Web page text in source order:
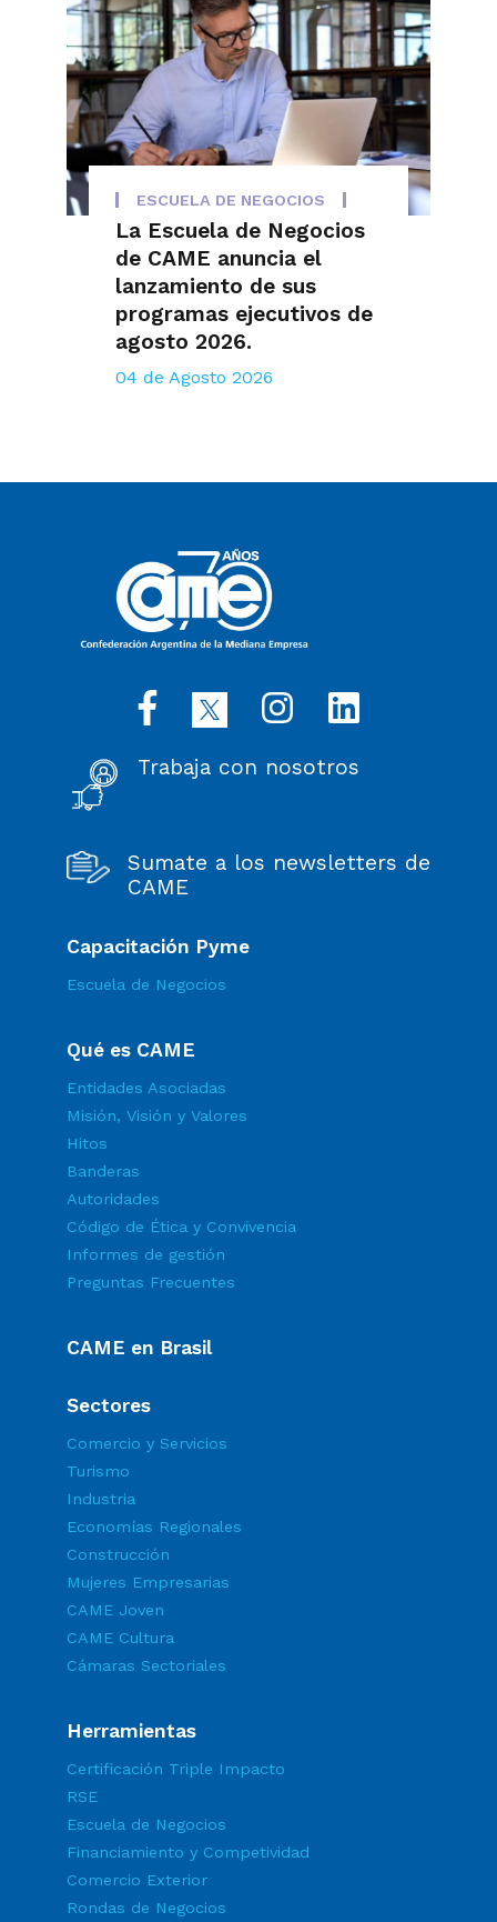
ESCUELA DE NEGOCIOS
La Escuela de Negocios
de CAME anuncia el
lanzamiento de sus
programas ejecutivos de
agosto 2026.
04 de Agosto 2026
Trabaja con nosotros
Sumate a los newsletters de
CAME
Capacitación Pyme
Escuela de Negocios
Qué es CAME
Entidades Asociadas
Misión, Visión y Valores
Hitos
Banderas
Autoridades
Código de Ética y Convivencia
Informes de gestión
Preguntas Frecuentes
CAME en Brasil
Sectores
Comercio y Servicios
Turismo
Industria
Economías Regionales
Construcción
Mujeres Empresarias
CAME Joven
CAME Cultura
Cámaras Sectoriales
Herramientas
Certificación Triple Impacto
RSE
Escuela de Negocios
Financiamiento y Competividad
Comercio Exterior
Rondas de Negocios